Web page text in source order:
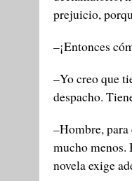
prejuicio,
–¡Entonces
–Yo creo que
despacho.
–Hombre,
mucho menos.
novela exige